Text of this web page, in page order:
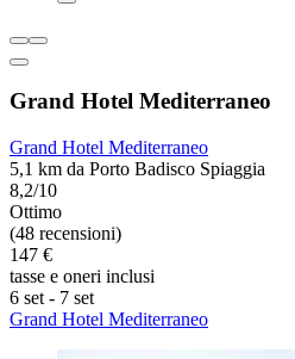
Grand Hotel Mediterraneo
Grand Hotel Mediterraneo
5,1 km da Porto Badisco Spiaggia
8,2/10
Ottimo
(48 recensioni)
147 €
tasse e oneri inclusi
6 set - 7 set
Grand Hotel Mediterraneo